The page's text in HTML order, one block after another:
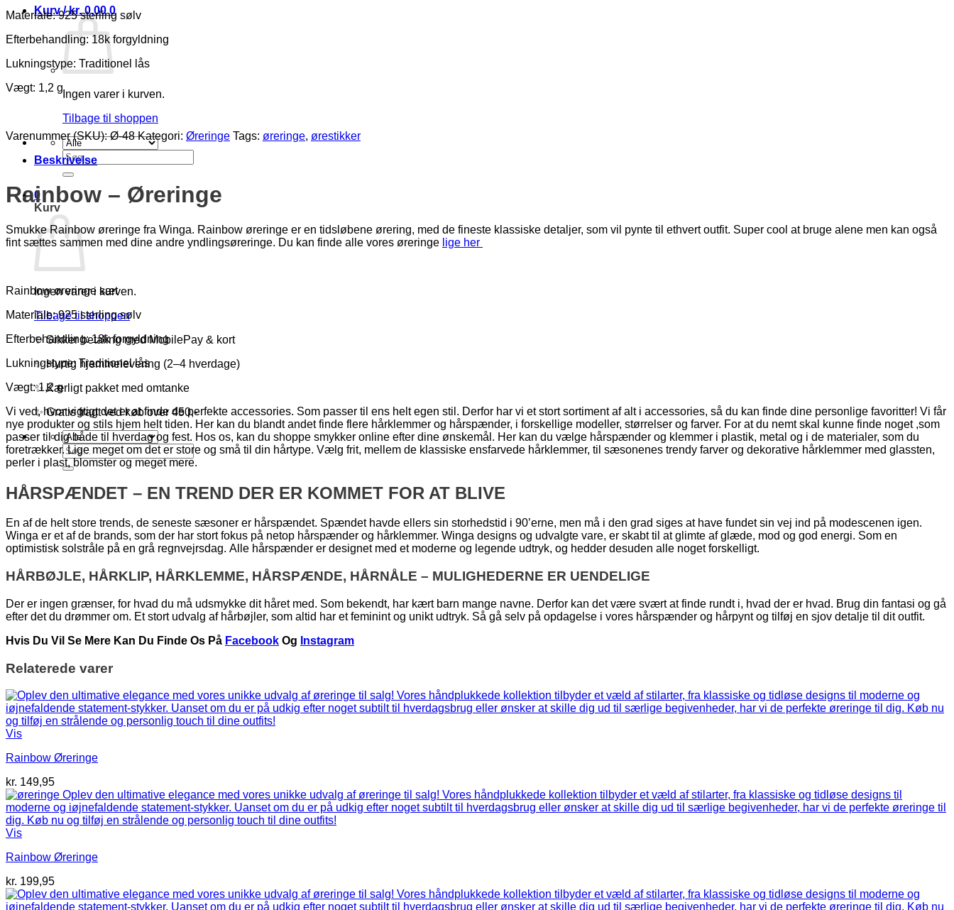
Kurv /kr.0,00 0
Ingen varer i kurven.
Tilbage til shoppen
Søg
efter:
0
Kurv
Ingen varer i kurven.
Tilbage til shoppen
✨ Sikker betaling med MobilePay & kort
✨ Hurtig hjemmelevering (2–4 hverdage)
✨ Kærligt pakket med omtanke
✨ Gratis fragt ved køb over 450,-
Søg
efter:
Materiale: 925 sterling sølv
Efterbehandling: 18k forgyldning
Lukningstype: Traditionel lås
Vægt: 1,2 g
Varenummer (SKU):Ø-48 Kategori: Øreringe Tags: øreringe, ørestikker
Beskrivelse
Rainbow – Øreringe
Smukke Rainbow øreringe fra Winga. Rainbow øreringe er en tidsløbene ørering, med de fineste klassiske detaljer, som vil pynte til ethvert outfit. Super cool at bruge alene men kan også
fint sættes sammen med dine andre yndlingsøreringe. Du kan finde alle vores øreringe lige her
Rainbow øreringe sæt
Materiale: 925 sterling sølv
Efterbehandling: 18k forgyldning
Lukningstype: Traditionel lås
Vægt: 1,2 g
Vi ved, hvor vigtigt det er at finde de perfekte accessories. Som passer til ens helt egen stil. Derfor har vi et stort sortiment af alt i accessories, så du kan finde dine personlige favoritter! Vi får
nye produkter og stils hjem helt tiden. Her kan du blandt andet finde flere hårklemmer og hårspænder, i forskellige modeller, størrelser og farver. For at du nemt skal kunne finde noget ,som
passer til dig både til hverdag og fest. Hos os, kan du shoppe smykker online efter dine ønskemål. Her kan du vælge hårspænder og klemmer i plastik, metal og i de materialer, som du
foretrækker. Lige meget om det er store og små til din hårtype. Vælg frit, mellem de klassiske ensfarvede hårklemmer, til sæsonenes trendy farver og dekorative hårklemmer med glassten,
perler i plast, blomster og meget mere.
HÅRSPÆNDET – EN TREND DER ER KOMMET FOR AT BLIVE
En af de helt store trends, de seneste sæsoner er hårspændet. Spændet havde ellers sin storhedstid i 90’erne, men må i den grad siges at have fundet sin vej ind på modescenen igen.
Winga er et af de brands, som der har stort fokus på netop hårspænder og hårklemmer. Winga designs og udvalgte vare, er skabt til at glimte af glæde, mod og god energi. Som en
optimistisk solstråle på en grå regnvejrsdag. Alle hårspænder er designet med et moderne og legende udtryk, og hedder desuden alle noget forskelligt.
HÅRBØJLE, HÅRKLIP, HÅRKLEMME, HÅRSPÆNDE, HÅRNÅLE – MULIGHEDERNE ER UENDELIGE
Der er ingen grænser, for hvad du må udsmykke dit håret med. Som bekendt, har kært barn mange navne. Derfor kan det være svært at finde rundt i, hvad der er hvad. Brug din fantasi og gå
efter det du drømmer om. Et stort udvalg af hårbøjler, som altid har et feminint og unikt udtryk. Så gå selv på opdagelse i vores hårspænder og hårpynt og tilføj en sjov detalje til dit outfit.
Hvis Du Vil Se Mere Kan Du Finde Os På Facebook Og Instagram
Relaterede varer
Vis
Rainbow Øreringe
kr. 149,95
Vis
Rainbow Øreringe
kr. 199,95